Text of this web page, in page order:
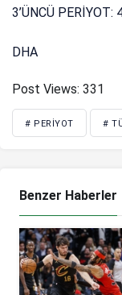
3’ÜNCÜ PERİYOT:
DHA
Post Views: 331
# PERIYOT #
Benzer Haberler